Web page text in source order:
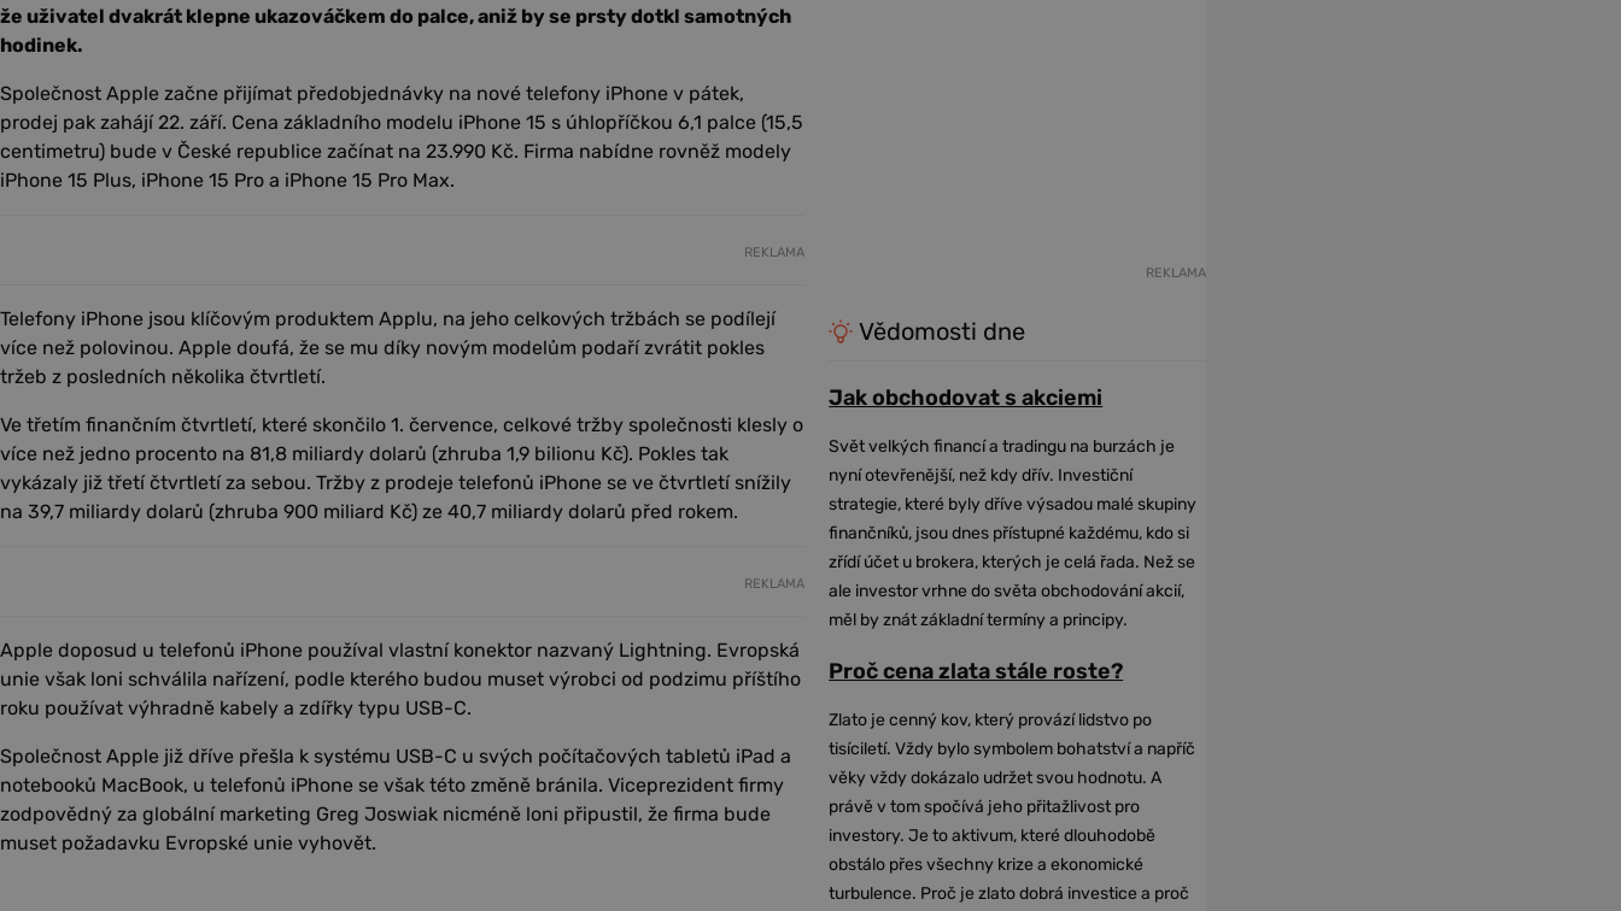
že uživatel dvakrát klepne ukazováčkem do palce, aniž by se prsty dotkl samotných
hodinek.
Společnost Apple začne přijímat předobjednávky na nové telefony iPhone v pátek,
prodej pak zahájí 22. září. Cena základního modelu iPhone 15 s úhlopříčkou 6,1 palce (15,5
centimetru) bude v České republice začínat na 23.990 Kč. Firma nabídne rovněž modely
iPhone 15 Plus, iPhone 15 Pro a iPhone 15 Pro Max.
REKLAMA
Telefony iPhone jsou klíčovým produktem Applu, na jeho celkových tržbách se podílejí
více než polovinou. Apple doufá, že se mu díky novým modelům podaří zvrátit pokles
tržeb z posledních několika čtvrtletí.
Ve třetím finančním čtvrtletí, které skončilo 1. července, celkové tržby společnosti klesly o
více než jedno procento na 81,8 miliardy dolarů (zhruba 1,9 bilionu Kč). Pokles tak
vykázaly již třetí čtvrtletí za sebou. Tržby z prodeje telefonů iPhone se ve čtvrtletí snížily
na 39,7 miliardy dolarů (zhruba 900 miliard Kč) ze 40,7 miliardy dolarů před rokem.
REKLAMA
Apple doposud u telefonů iPhone používal vlastní konektor nazvaný Lightning. Evropská
unie však loni schválila nařízení, podle kterého budou muset výrobci od podzimu příštího
roku používat výhradně kabely a zdířky typu USB-C.
Společnost Apple již dříve přešla k systému USB-C u svých počítačových tabletů iPad a
notebooků MacBook, u telefonů iPhone se však této změně bránila. Viceprezident firmy
zodpovědný za globální marketing Greg Joswiak nicméně loni připustil, že firma bude
muset požadavku Evropské unie vyhovět.
REKLAMA
Vědomosti dne
Jak obchodovat s akciemi
Svět velkých financí a tradingu na burzách je
nyní otevřenější, než kdy dřív. Investiční
strategie, které byly dříve výsadou malé skupiny
finančníků, jsou dnes přístupné každému, kdo si
zřídí účet u brokera, kterých je celá řada. Než se
ale investor vrhne do světa obchodování akcií,
měl by znát základní termíny a principy.
Proč cena zlata stále roste?
Zlato je cenný kov, který provází lidstvo po
tisíciletí. Vždy bylo symbolem bohatství a napříč
věky vždy dokázalo udržet svou hodnotu. A
právě v tom spočívá jeho přitažlivost pro
investory. Je to aktivum, které dlouhodobě
obstálo přes všechny krize a ekonomické
turbulence. Proč je zlato dobrá investice a proč